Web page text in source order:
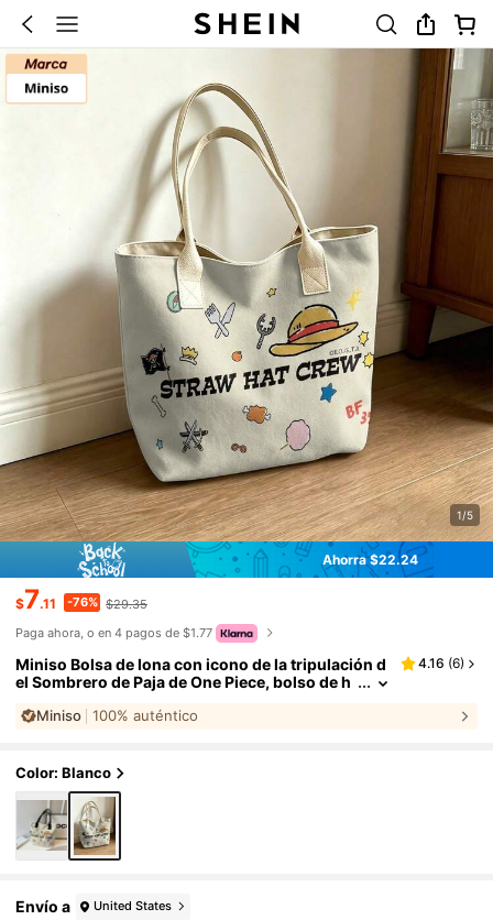
1/5
Ahorra $22.24
$7.11 -76% $29.35
Paga ahora, o en 4 pagos de $1.77
Miniso Bolsa de lona con icono de la tripulación d
el Sombrero de Paja de One Piece, bolso de h
4.16 (6)
Miniso 100% auténtico
Color: Blanco
Envío a United States